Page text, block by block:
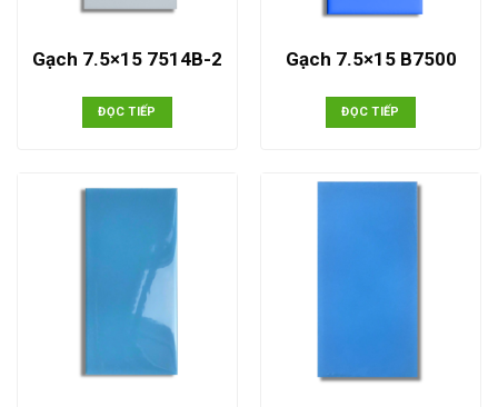
Gạch 7.5×15 7514B-2
ĐỌC TIẾP
Gạch 7.5×15 B7500
ĐỌC TIẾP